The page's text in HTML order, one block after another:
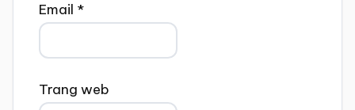
Email *
Trang web